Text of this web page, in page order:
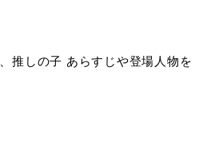
推しの子 あらすじや登場人物を